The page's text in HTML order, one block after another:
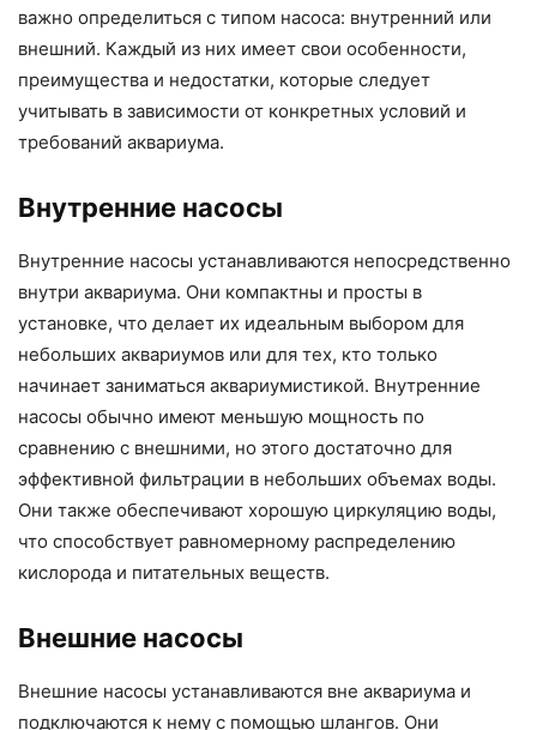
важно определиться с типом насоса: внутренний или
внешний. Каждый из них имеет свои особенности,
преимущества и недостатки, которые следует
учитывать в зависимости от конкретных условий и
требований аквариума.
Внутренние насосы
Внутренние насосы устанавливаются непосредственно
внутри аквариума. Они компактны и просты в
установке, что делает их идеальным выбором для
небольших аквариумов или для тех, кто только
начинает заниматься аквариумистикой. Внутренние
насосы обычно имеют меньшую мощность по
сравнению с внешними, но этого достаточно для
эффективной фильтрации в небольших объемах воды.
Они также обеспечивают хорошую циркуляцию воды,
что способствует равномерному распределению
кислорода и питательных веществ.
Внешние насосы
Внешние насосы устанавливаются вне аквариума и
подключаются к нему с помощью шлангов. Они